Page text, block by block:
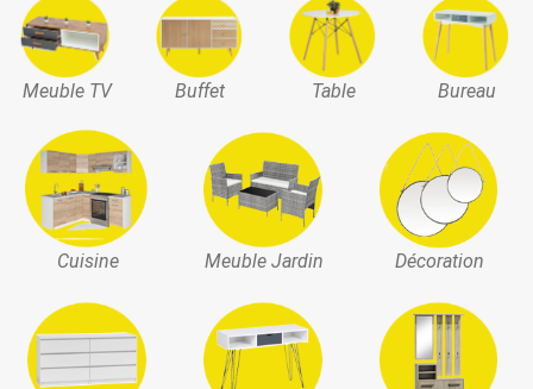
Meuble TV Buffet Table Bureau
Cuisine Meuble Jardin Décoration